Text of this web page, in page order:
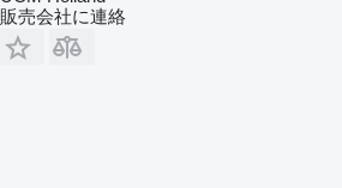
販売会社に連絡